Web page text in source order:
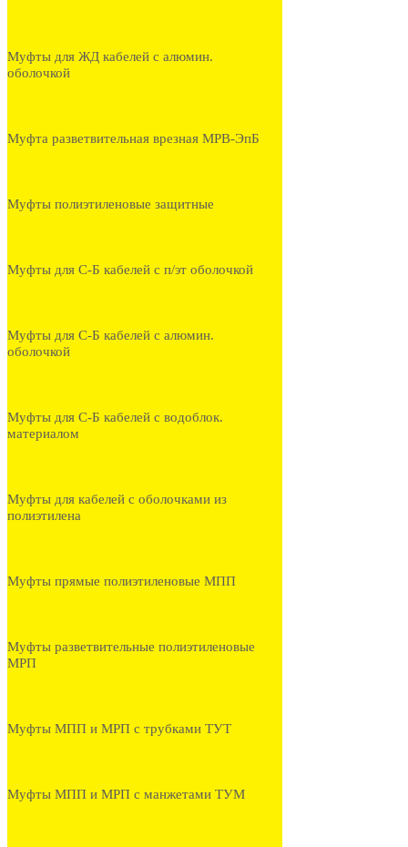
Муфты для ЖД кабелей с алюмин.
оболочкой
Муфта разветвительная врезная МРВ-ЭпБ
Муфты полиэтиленовые защитные
Муфты для С-Б кабелей с п/эт оболочкой
Муфты для С-Б кабелей с алюмин.
оболочкой
Муфты для С-Б кабелей с водоблок.
материалом
Муфты для кабелей с оболочками из
полиэтилена
Муфты прямые полиэтиленовые МПП
Муфты разветвительные полиэтиленовые
МРП
Муфты МПП и МРП с трубками ТУТ
Муфты МПП и МРП с манжетами ТУМ